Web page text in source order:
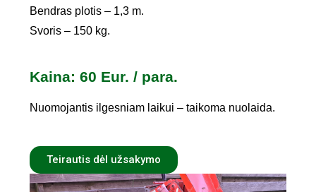
Bendras plotis – 1,3 m.
Svoris – 150 kg.
Kaina: 60 Eur. / para.
Nuomojantis ilgesniam laikui – taikoma nuolaida.
Teirautis dėl užsakymo